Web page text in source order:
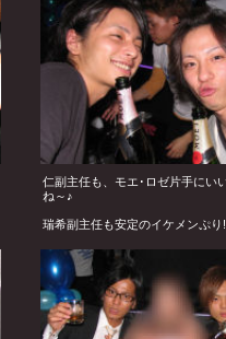
仁副主任も、モエ･ロゼ片手にい
ね～♪
瑞希副主任も安定のイケメンぷり
こんなイケメン達が喜んでくれる
も入れちゃえますね☆